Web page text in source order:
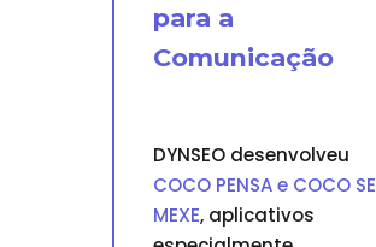
para a
Comunicação
DYNSEO desenvolveu
COCO PENSA e COCO SE
MEXE, aplicativos